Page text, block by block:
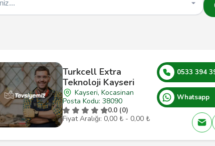
Turkcell Extra
Teknoloji Kayseri
Kayseri, Kocasinan
Posta Kodu: 38090
0.0 (0)
Fiyat Aralığı: 0,00 ₺ - 0,00 ₺
0533 394
Whatsapp